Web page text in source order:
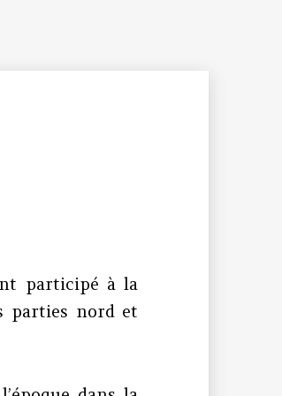
participé à la
parties nord et